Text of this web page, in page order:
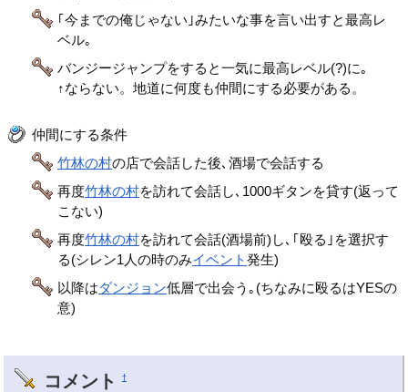
｢今までの俺じゃない｣みたいな事を言い出すと最高レ
ベル｡
バンジージャンプをすると一気に最高レベル(?)に｡
↑ならない。地道に何度も仲間にする必要がある。
仲間にする条件
竹林の村の店で会話した後､酒場で会話する
再度竹林の村を訪れて会話し､1000ギタンを貸す(返って
こない)
再度竹林の村を訪れて会話(酒場前)し､｢殴る｣を選択す
る(シレン1人の時のみイベント発生)
以降はダンジョン低層で出会う｡(ちなみに殴るはYESの
意)
コメント †